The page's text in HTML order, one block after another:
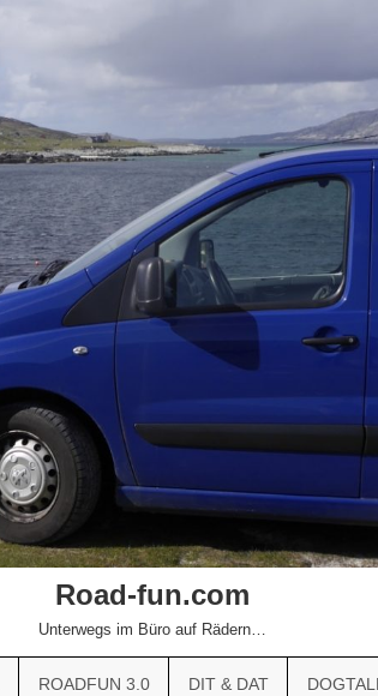
Road-fun.com
Unterwegs im Büro auf Rädern…
ROADFUN 3.0 DIT & DAT